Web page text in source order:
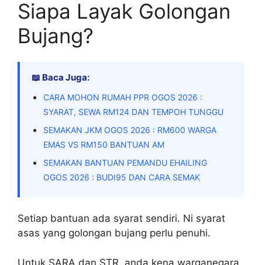
Siapa Layak Golongan
Bujang?
📖 Baca Juga:
CARA MOHON RUMAH PPR OGOS 2026 :
SYARAT, SEWA RM124 DAN TEMPOH TUNGGU
SEMAKAN JKM OGOS 2026 : RM600 WARGA
EMAS VS RM150 BANTUAN AM
SEMAKAN BANTUAN PEMANDU EHAILING
OGOS 2026 : BUDI95 DAN CARA SEMAK
Setiap bantuan ada syarat sendiri. Ni syarat
asas yang golongan bujang perlu penuhi.
Untuk SARA dan STR, anda kena warganegara